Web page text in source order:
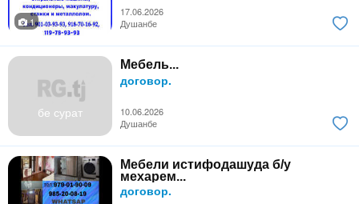
17.06.2026
1
Душанбе
бе сурат
Мебель...
договор.
10.06.2026
Душанбе
Мебели истифодашуда б/у
мехарем...
договор.